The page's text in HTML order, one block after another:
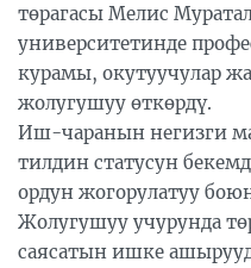
төрагасы Мелис
университетинде
курамы, окутуучулар
жолугушуу өткөрдү.
Иш-чаранын негизги
тилдин статусун
ордун жогорулатуу
Жолугушуу учурунда
саясатын ишке